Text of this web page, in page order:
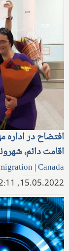
افتضاح در
اقامت دائم،
|Canada
15.05.2022, 22:11: